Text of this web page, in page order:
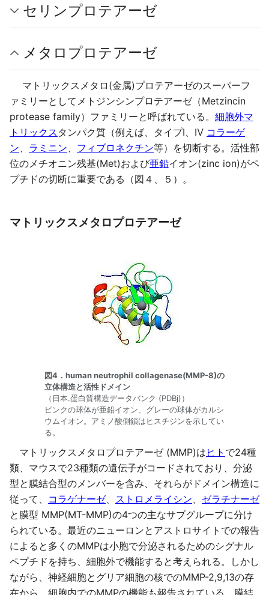
セリンプロテアーゼ
メタロプロテアーゼ
マトリックスメタロ(金属)プロテアーゼのスーパーフ
ァミリーとしてメトジンシンプロテアーゼ（Metzincin
protease family）ファミリーと呼ばれている。 細胞外マ
トリックス タンパク質（例えば、タイプⅠ、Ⅳ コラーゲ
ン、 ラミニン、 フィブロネクチン等）を切断する。活性部
位のメチオニン残基(Met)および亜鉛イオン(zinc ion)がペ
プチドの切断に重要である（図４、５）。
マトリックスメタロプロテアーゼ
図4．human neutrophil collagenase(MMP-8)の
立体構造と活性ドメイン
（日本.蛋白質構造データバンク (PDBj)）
ピンクの球体が亜鉛イオン、グレーの球体がカルシ
ウムイオン。アミノ酸側鎖はヒスチジンを示してい
る。
マトリックスメタロプロテアーゼ (MMP)は ヒト で24種
類、マウスで23種類の遺伝子がコードされており、分泌
型と膜結合型のメンバーを含み、それらがドメイン構造に
従って、 コラゲナーゼ、 ストロメライシン
ゼラチナーゼ
と膜型 MMP(MT-MMP)の4つの主なサブグループに分け
られている。最近のニューロンとアストロサイトでの報告
によると多くのMMPは小胞で分泌されるためのシグナル
ペプチドを持ち、細胞外で機能すると考えられる。しかし
ながら、神経細胞とグリア細胞の核でのMMP-2,9,13の存
在から、細胞内でのMMPの機能も報告されている。膜結